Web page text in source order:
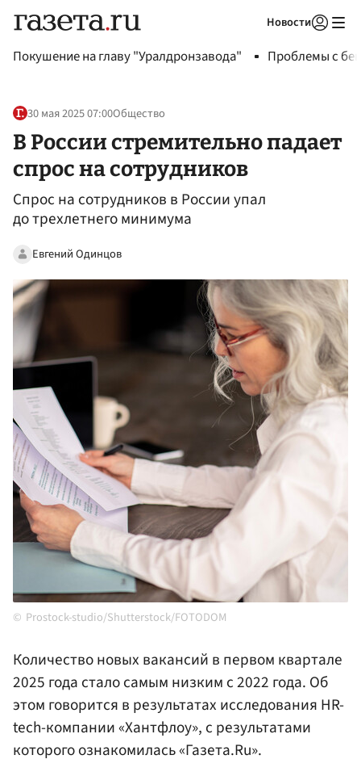
Новости
Покушение на главу "Уралдронзавода" Проблемы с
30 мая 2025 07:00Общество
В России стремительно падает
спрос на сотрудников
Спрос на сотрудников в России упал
до трехлетнего минимума
Евгений Одинцов
Prostock-studio/Shutterstock/FOTODOM
Количество новых вакансий в первом квартале
2025 года стало самым низким с 2022 года. Об
этом говорится в результатах исследования HR-
tech-компании «Хантфлоу», с результатами
которого ознакомилась «Газета.Ru».